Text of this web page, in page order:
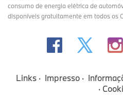
consumo de energia elétrica de
disponíveis gratuitamente em todos os
Links Impresso